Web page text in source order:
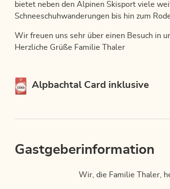
bietet neben den Alpinen Skisport viele
Schneeschuhwanderungen bis hin zum
Wir freuen uns sehr über einen Besuch in
Herzliche Grüße Familie Thaler
Diese Unterkunft ist Mitglied von
Alpbachtal Card inklusive
Gastgeberinformation
Wir, die Familie Thaler,